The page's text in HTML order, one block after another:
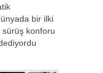
bir ilki
sürüş konforu